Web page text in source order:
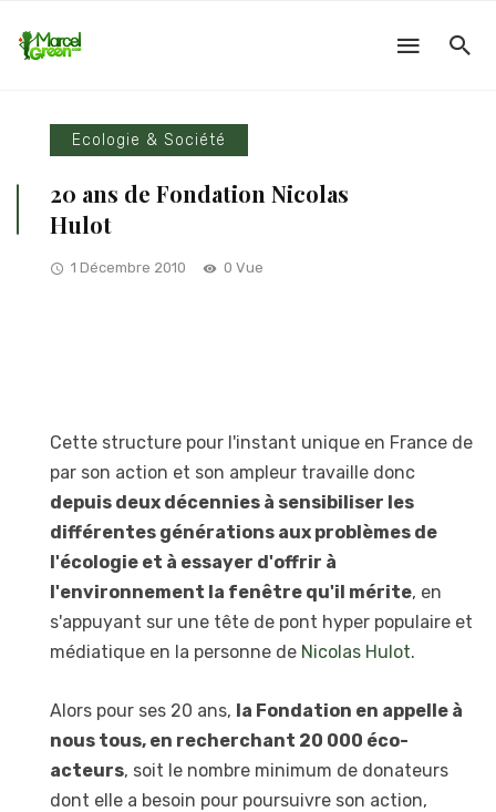
Ecologie & Société
20 ans de Fondation Nicolas
Hulot
1 Décembre 2010 0 Vue
Cette structure pour l'instant unique en France de
par son action et son ampleur travaille donc
depuis deux décennies à sensibiliser les
différentes générations aux problèmes de
l'écologie et à essayer d'offrir à
l'environnement la fenêtre qu'il mérite, en
s'appuyant sur une tête de pont hyper populaire et
médiatique en la personne de Nicolas Hulot.
Alors pour ses 20 ans, la Fondation en appelle à
nous tous, en recherchant 20 000 éco-
acteurs, soit le nombre minimum de donateurs
dont elle a besoin pour poursuivre son action,